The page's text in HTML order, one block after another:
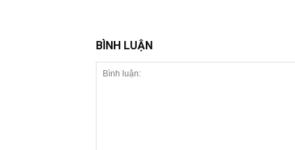
BÌNH LUẬN